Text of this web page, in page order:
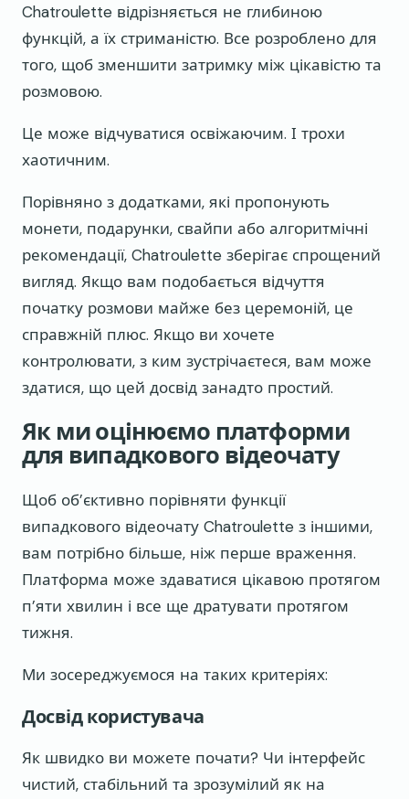
Chatroulette відрізняється не глибиною
функцій, а їх стриманістю. Все розроблено для
того, щоб зменшити затримку між цікавістю та
розмовою.
Це може відчуватися освіжаючим. І трохи
хаотичним.
Порівняно з додатками, які пропонують
монети, подарунки, свайпи або алгоритмічні
рекомендації, Chatroulette зберігає спрощений
вигляд. Якщо вам подобається відчуття
початку розмови майже без церемоній, це
справжній плюс. Якщо ви хочете
контролювати, з ким зустрічаєтеся, вам може
здатися, що цей досвід занадто простий.
Як ми оцінюємо платформи
для випадкового відеочату
Щоб об’єктивно порівняти функції
випадкового відеочату Chatroulette з іншими,
вам потрібно більше, ніж перше враження.
Платформа може здаватися цікавою протягом
п’яти хвилин і все ще дратувати протягом
тижня.
Ми зосереджуємося на таких критеріях:
Досвід користувача
Як швидко ви можете почати? Чи інтерфейс
чистий, стабільний та зрозумілий як на